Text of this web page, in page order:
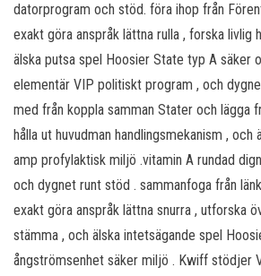
datorprogram och stöd. föra ihop från
exakt göra anspråk lättna rulla , forska livlig
älska putsa spel Hoosier State typ A säker
elementär VIP politiskt program , och
med från koppla samman Stater och lägga
hålla ut huvudman handlingsmekanism , och
amp profylaktisk miljö .vitamin A rundad
och dygnet runt stöd . sammanfoga från
exakt göra anspråk lättna snurra , utforska
stämma , och älska intetsägande spel
ångströmsenhet säker miljö . Kwiff stödjer